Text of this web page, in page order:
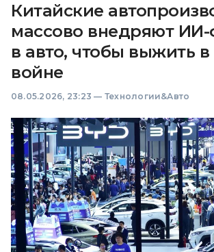
Китайские
массово внедряют
в авто, чтобы выжить
войне
08.05.2026, 23:23 — Технологии&Авто